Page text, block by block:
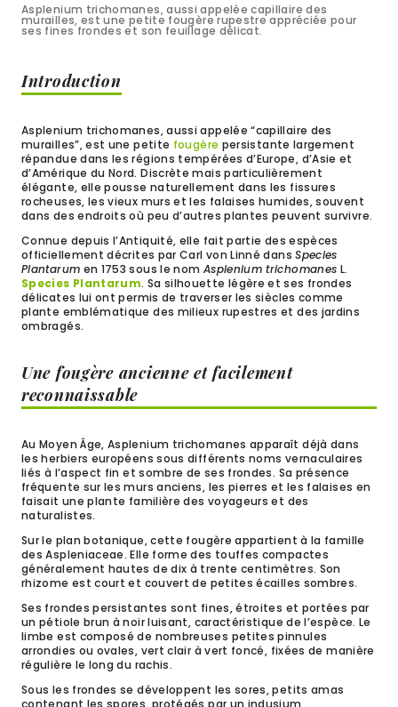
Asplenium trichomanes, aussi appelée capillaire des
murailles, est une petite fougère rupestre appréciée pour
ses fines frondes et son feuillage délicat.
Introduction
Asplenium trichomanes, aussi appelée “capillaire des
murailles”, est une petite fougère persistante largement
répandue dans les régions tempérées d’Europe, d’Asie et
d’Amérique du Nord. Discrète mais particulièrement
élégante, elle pousse naturellement dans les fissures
rocheuses, les vieux murs et les falaises humides, souvent
dans des endroits où peu d’autres plantes peuvent survivre.
Connue depuis l’Antiquité, elle fait partie des espèces
officiellement décrites par Carl von Linné dansSpecies
Plantarum en 1753 sous le nom Asplenium trichomanes L.
Species Plantarum. Sa silhouette légère et ses frondes
délicates lui ont permis de traverser les siècles comme
plante emblématique des milieux rupestres et des jardins
ombragés.
Une fougère ancienne et facilement
reconnaissable
Au Moyen Âge, Asplenium trichomanes apparaît déjà dans
les herbiers européens sous différents noms vernaculaires
liés à l’aspect fin et sombre de ses frondes. Sa présence
fréquente sur les murs anciens, les pierres et les falaises en
faisait une plante familière des voyageurs et des
naturalistes.
Sur le plan botanique, cette fougère appartient à la famille
des Aspleniaceae. Elle forme des touffes compactes
généralement hautes de dix à trente centimètres. Son
rhizome est court et couvert de petites écailles sombres.
Ses frondes persistantes sont fines, étroites et portées par
un pétiole brun à noir luisant, caractéristique de l’espèce. Le
limbe est composé de nombreuses petites pinnules
arrondies ou ovales, vert clair à vert foncé, fixées de manière
régulière le long du rachis.
Sous les frondes se développent les sores, petits amas
contenant les spores, protégés par un indusium